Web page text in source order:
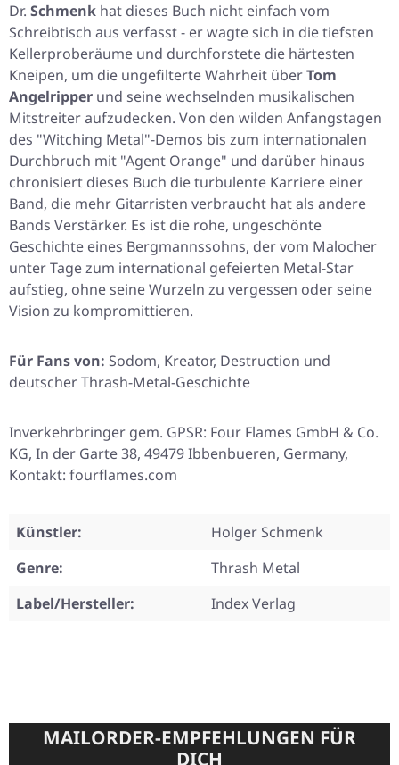
Dr. Schmenk hat dieses Buch nicht einfach vom
Schreibtisch aus verfasst - er wagte sich in die tiefsten
Kellerproberäume und durchforstete die härtesten
Kneipen, um die ungefilterte Wahrheit überTom
Angelripper und seine wechselnden musikalischen
Mitstreiter aufzudecken. Von den wilden Anfangstagen
des "Witching Metal"-Demos bis zum internationalen
Durchbruch mit "Agent Orange" und darüber hinaus
chronisiert dieses Buch die turbulente Karriere einer
Band, die mehr Gitarristen verbraucht hat als andere
Bands Verstärker. Es ist die rohe, ungeschönte
Geschichte eines Bergmannssohns, der vom Malocher
unter Tage zum international gefeierten Metal-Star
aufstieg, ohne seine Wurzeln zu vergessen oder seine
Vision zu kompromittieren.
Für Fans von: Sodom, Kreator, Destruction und
deutscher Thrash-Metal-Geschichte
Inverkehrbringer gem. GPSR: Four Flames GmbH & Co.
KG, In der Garte 38, 49479 Ibbenbueren, Germany,
Kontakt: fourflames.com
Künstler:
Holger Schmenk
Genre:
Thrash Metal
Label/Hersteller:
Index Verlag
MAILORDER-EMPFEHLUNGEN FÜR
DICH